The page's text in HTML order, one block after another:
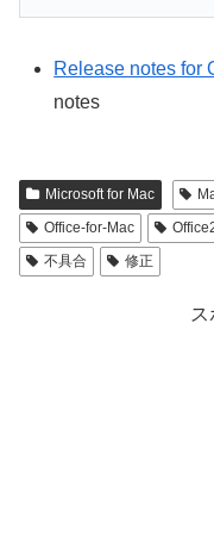
Release notes for
notes
Microsoft for Mac
Office-for-Mac
不具合
修正